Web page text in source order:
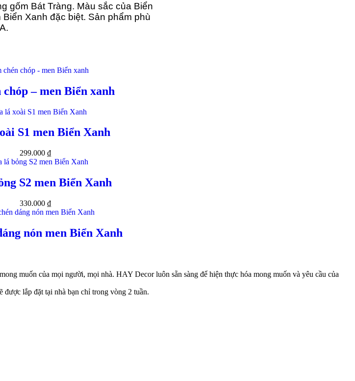
gốm Bát Tràng. Màu sắc của Biển
Xanh đặc biệt. Sản phẩm phù
chóp – men Biển xanh
S1 men Biển Xanh
299.000 ₫
S2 men Biển Xanh
330.000 ₫
nón men Biển Xanh
muốn của mọi người, mọi nhà. HAY Decor luôn sẵn sàng để hiện thực hóa mong muốn và yêu cầu của
lắp đặt tại nhà bạn chỉ trong vòng 2 tuần.